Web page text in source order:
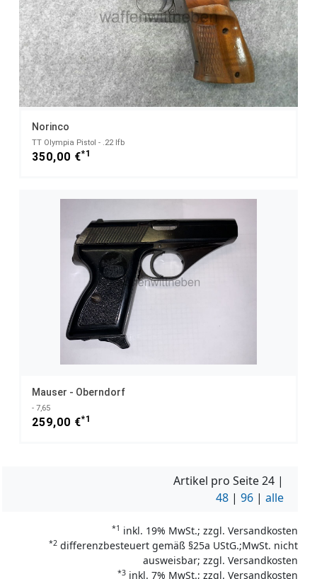
Norinco
TT Olympia Pistol - .22 lfb
350,00 €*1
Mauser - Oberndorf
- 7,65
259,00 €*1
Artikel pro Seite24 |
48 | 96 | alle
*1 inkl. 19% MwSt.; zzgl. Versandkosten
*2 differenzbesteuert gemäß §25a UStG.;MwSt. nicht
ausweisbar; zzgl. Versandkosten
*3 inkl. 7% MwSt.; zzgl. Versandkosten